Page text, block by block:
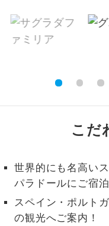
こだ
世界的にも名高い
パラドールにご宿泊
スペイン・ポルト
の観光へご案内！
ホン
2名様催行
2
おひとり様参
お
ス
1名様1室同代
金
1
コ
ご夫婦限定